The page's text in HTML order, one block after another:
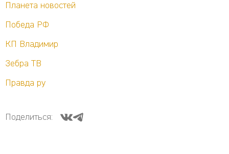
Планета новостей
Победа РФ
КП Владимир
Зебра ТВ
Правда ру
Поделиться: